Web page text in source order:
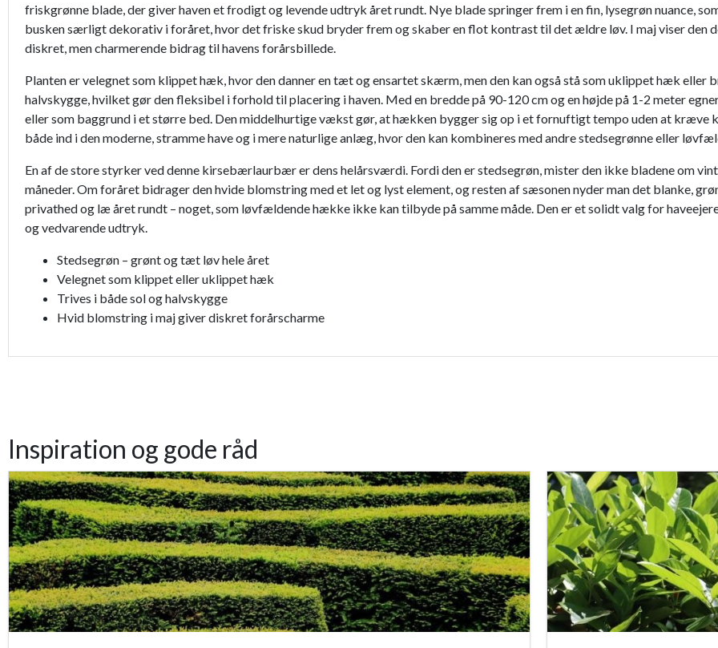
friskgrønne blade, der giver haven et frodigt og levende udtryk året rundt. Nye blade springer frem i en fin, lysegrøn nuance,
busken særligt dekorativ i foråret, hvor det friske skud bryder frem og skaber en flot kontrast til det ældre løv. I maj viser den
diskret, men charmerende bidrag til havens forårsbillede.
Planten er velegnet som klippet hæk, hvor den danner en tæt og ensartet skærm, men den kan også stå som uklippet hæk eller
halvskygge, hvilket gør den fleksibel i forhold til placering i haven. Med en bredde på 90-120 cm og en højde på 1-2 meter
eller som baggrund i et større bed. Den middelhurtige vækst gør, at hækken bygger sig op i et fornuftigt tempo uden at
både ind i den moderne, stramme have og i mere naturlige anlæg, hvor den kan kombineres med andre stedsegrønne eller
En af de store styrker ved denne kirsebærlaurbær er dens helårsværdi. Fordi den er stedsegrøn, mister den ikke bladene om
måneder. Om foråret bidrager den hvide blomstring med et let og lyst element, og resten af sæsonen nyder man det blanke,
privathed og læ året rundt – noget, som løvfældende hække ikke kan tilbyde på samme måde. Den er et solidt valg for
og vedvarende udtryk.
Stedsegrøn – grønt og tæt løv hele året
Velegnet som klippet eller uklippet hæk
Trives i både sol og halvskygge
Hvid blomstring i maj giver diskret forårscharme
Inspiration og gode råd